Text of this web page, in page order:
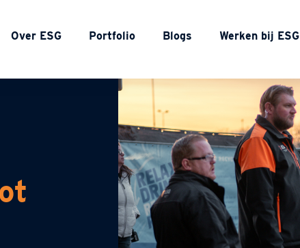
Over ESG Portfolio Blogs Werken bij ESG